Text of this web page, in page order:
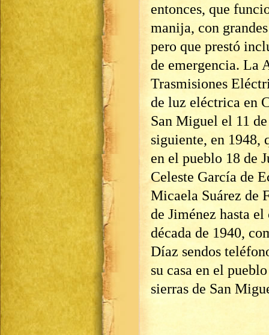
entonces, que
manija, con
pero que prestó
de emergencia. La
Trasmisiones
de luz eléctrica en
San Miguel el 11
siguiente, en 1948,
en el pueblo 18 de
Celeste García de
Micaela Suárez de
de Jiménez hasta
década de 1940,
Díaz sendos
su casa en el
sierras de San